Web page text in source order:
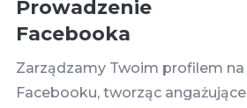
Prowadzenie
Facebooka
Zarządzamy Twoim profilem na
Facebooku, tworząc angażujące